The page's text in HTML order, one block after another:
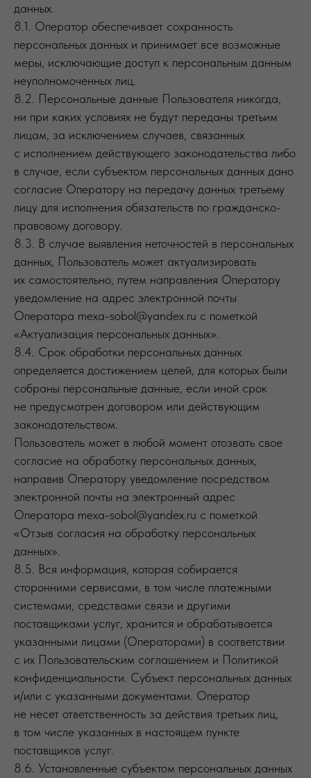
данных.
8.1. Оператор обеспечивает сохранность
персональных данных и принимает все возможные
меры, исключающие доступ к персональным данным
неуполномоченных лиц.
8.2. Персональные данные Пользователя никогда,
ни при каких условиях не будут переданы третьим
лицам, за исключением случаев, связанных
с исполнением действующего законодательства либо
в случае, если субъектом персональных данных дано
согласие Оператору на передачу данных третьему
лицу для исполнения обязательств по гражданско-
правовому договору.
8.3. В случае выявления неточностей в персональных
данных, Пользователь может актуализировать
их самостоятельно, путем направления Оператору
уведомление на адрес электронной почты
Оператора mexa-sobol@yandex.ru с пометкой
«Актуализация персональных данных».
8.4. Срок обработки персональных данных
определяется достижением целей, для которых были
собраны персональные данные, если иной срок
не предусмотрен договором или действующим
законодательством.
Пользователь может в любой момент отозвать свое
согласие на обработку персональных данных,
направив Оператору уведомление посредством
электронной почты на электронный адрес
Оператора mexa-sobol@yandex.ru с пометкой
«Отзыв согласия на обработку персональных
данных».
8.5. Вся информация, которая собирается
сторонними сервисами, в том числе платежными
системами, средствами связи и другими
поставщиками услуг, хранится и обрабатывается
указанными лицами (Операторами) в соответствии
с их Пользовательским соглашением и Политикой
конфиденциальности. Субъект персональных данных
и/или с указанными документами. Оператор
не несет ответственность за действия третьих лиц,
в том числе указанных в настоящем пункте
поставщиков услуг.
8.6. Установленные субъектом персональных данных